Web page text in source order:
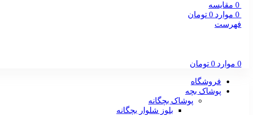
0 مقایسه
0 موارد 0 تومان
فهرست
0 موارد 0 تومان
فروشگاه
پوشاک بچه
پوشاک بچگانه
بلوز شلوار بچگانه